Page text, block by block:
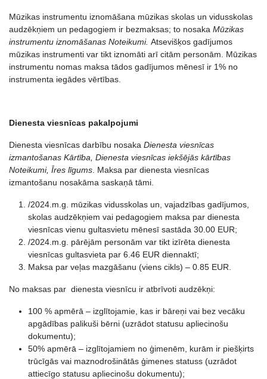
Mūzikas instrumentu iznomāšana mūzikas skolas un vidusskolas
audzēkņiem un pedagogiem ir bezmaksas; to nosaka Mūzikas
instrumentu iznomāšanas Noteikumi. Atsevišķos gadījumos
mūzikas instrumenti var tikt iznomāti arī citām personām. Mūzikas
instrumentu nomas maksa tādos gadījumos mēnesī ir 1% no
instrumenta iegādes vērtības.
Dienesta viesnīcas pakalpojumi
Dienesta viesnīcas darbību nosaka Dienesta viesnīcas
izmantošanas Kārtība, Dienesta viesnīcas iekšējās kārtības
Noteikumi, Īres līgums . Maksa par dienesta viesnīcas
izmantošanu nosakāma saskaņā tāmi.
/2024.m.g. mūzikas vidusskolas un, vajadzības gadījumos,
skolas audzēkņiem vai pedagogiem maksa par dienesta
viesnīcas vienu gultasvietu mēnesī sastāda 30.00 EUR;
/2024.m.g. pārējām personām var tikt izīrēta dienesta
viesnīcas gultasvieta par 6.46 EUR diennaktī;
Maksa par veļas mazgāšanu (viens cikls) – 0.85 EUR.
No maksas par dienesta viesnīcu ir atbrīvoti audzēkņi:
100 % apmērā – izglītojamie, kas ir bāreņi vai bez vecāku
apgādības palikuši bērni (uzrādot statusu apliecinošu
dokumentu);
50% apmērā – izglītojamiem no ģimenēm, kurām ir piešķirts
trūcīgās vai maznodrošinātās ģimenes statuss (uzrādot
attiecīgo statusu apliecinošu dokumentu);